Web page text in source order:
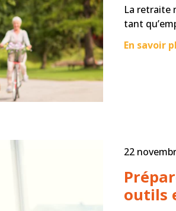
La retraite
tant
En savoir
22
outils